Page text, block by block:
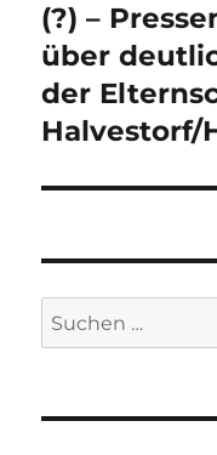
Beitrag:
(?) –
über
der
Halvestorf/
Suchen
nach: